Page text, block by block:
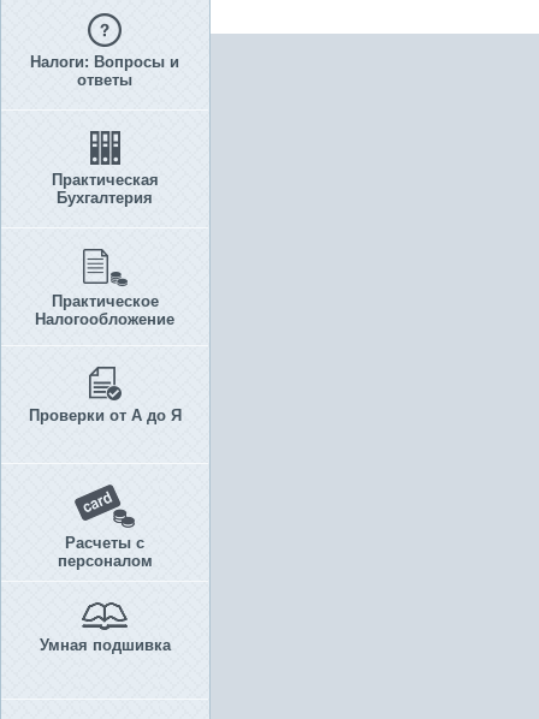
Налоги: Вопросы и
ответы
Практическая
Бухгалтерия
Практическое
Налогообложение
Проверки от А до Я
Расчеты с
персоналом
Умная подшивка